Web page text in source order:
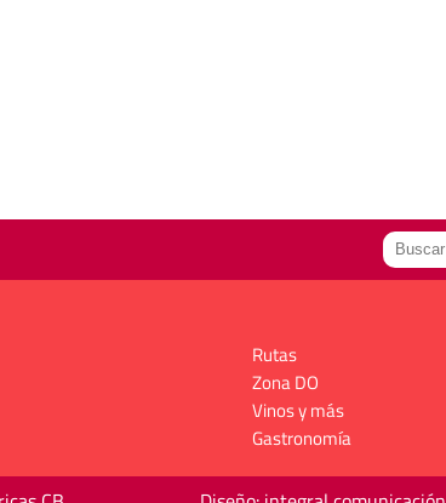
Rutas
Zona DO
Vinos y más
Gastronomía